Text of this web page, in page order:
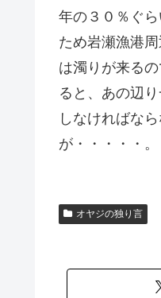
年の３０％ぐ
ため岩瀬漁港
は濁りが来る
ると、あの辺
しなければな
が・・・・・。
オヤジの独り言